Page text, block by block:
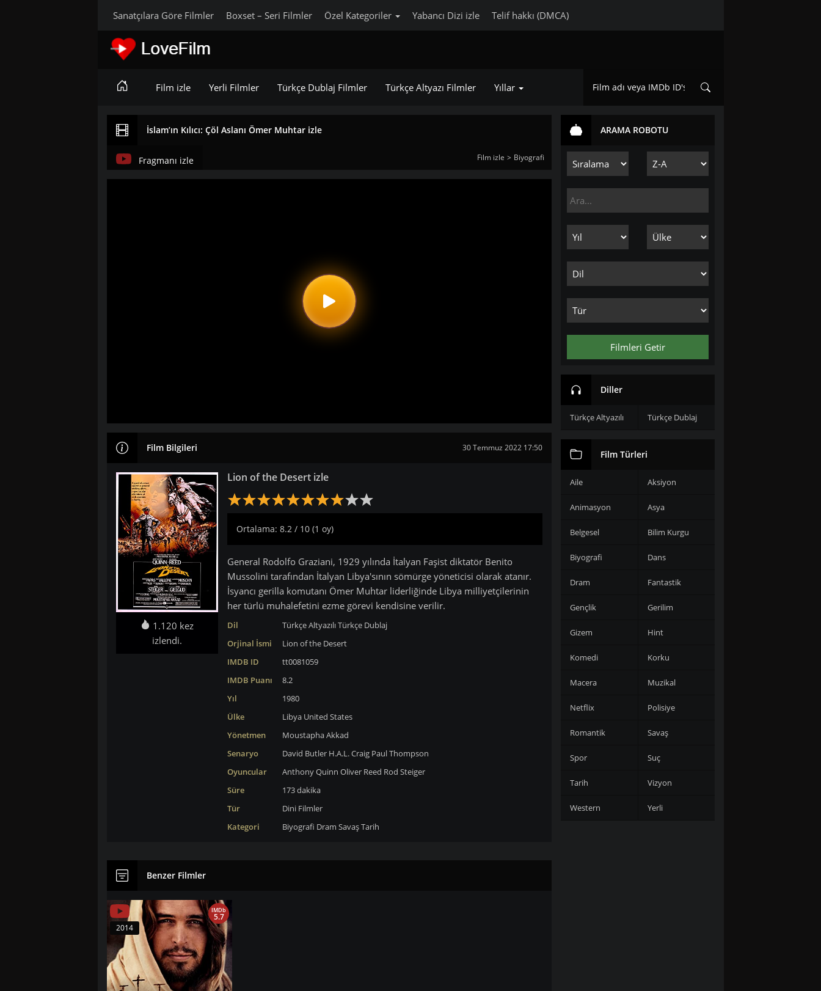
Sanatçılara Göre Filmler Boxset – Seri Filmler Özel Kategoriler Yabancı Dizi izle Telif hakkı (DMCA)
Film izle Yerli Filmler Türkçe Dublaj Filmler Türkçe Altyazı Filmler Yıllar
İslam’ın Kılıcı: Çöl Aslanı Ömer Muhtar izle
Film izle Biyografi
Fragmanı izle
Film Bilgileri 30 Temmuz 2022 17:50
1.120 kez
izlendi.
Lion of the Desert izle
Ortalama: 8.2 / 10 (1 oy)
General Rodolfo Graziani, 1929 yılında İtalyan Faşist diktatör Benito
Mussolini tarafından İtalyan Libya'sının sömürge yöneticisi olarak atanır.
İsyancı gerilla komutanı Ömer Muhtar liderliğinde Libya milliyetçilerinin
her türlü muhalefetini ezme görevi kendisine verilir.
Dil Türkçe AltyazılıTürkçe Dublaj
Orjinal İsmi
Lion of the Desert
IMDB ID
tt0081059
IMDB Puanı
8.2
Yıl
1980
Ülke
Libya United States
Yönetmen
Moustapha Akkad
Senaryo
David Butler H.A.L. Craig Paul Thompson
Oyuncular
Anthony Quinn Oliver Reed Rod Steiger
Süre
173 dakika
Tür
Dini Filmler
Kategori
Biyografi Dram SavaşTarih
Benzer Filmler
IMDb
5.7
2014
ARAMA ROBOTU
Filmleri Getir
Diller
Türkçe Altyazılı Türkçe Dublaj
Film Türleri
Aile Aksiyon
Animasyon Asya
Belgesel Bilim Kurgu
Biyografi Dans
Dram Fantastik
Gençlik Gerilim
Gizem Hint
Komedi Korku
Macera Muzikal
Netflix Polisiye
Romantik Savaş
Spor Suç
Tarih Vizyon
Western Yerli